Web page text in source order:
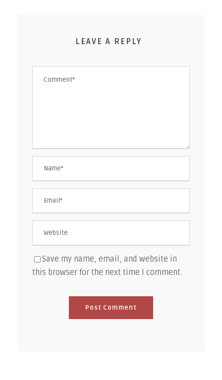
LEAVE A REPLY
Save my name, email, and website in
this browser for the next time I comment.